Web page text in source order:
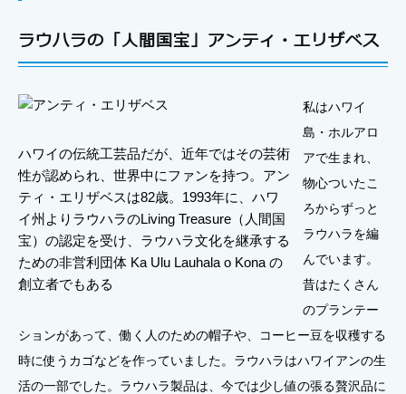
ラウハラの「人間国宝」アンティ・エリザベス
ハワイの伝統工芸品だが、近年ではその芸術
性が認められ、世界中にファンを持つ。アン
ティ・エリザベスは82歳。1993年に、ハワ
イ州よりラウハラのLiving Treasure（人間国
宝）の認定を受け、ラウハラ文化を継承する
ための非営利団体 Ka Ulu Lauhala o Kona の
創立者でもある
私はハワイ
島・ホルアロ
アで生まれ、
物心ついたこ
ろからずっと
ラウハラを編
んでいます。
昔はたくさん
のプランテー
ションがあって、働く人のための帽子や、コーヒー豆を収穫する
時に使うカゴなどを作っていました。ラウハラはハワイアンの生
活の一部でした。ラウハラ製品は、今では少し値の張る贅沢品に